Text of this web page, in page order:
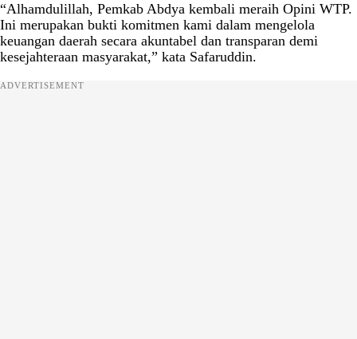
“Alhamdulillah, Pemkab Abdya kembali meraih Opini WTP.
Ini merupakan bukti komitmen kami dalam mengelola
keuangan daerah secara akuntabel dan transparan demi
kesejahteraan masyarakat,” kata Safaruddin.
ADVERTISEMENT